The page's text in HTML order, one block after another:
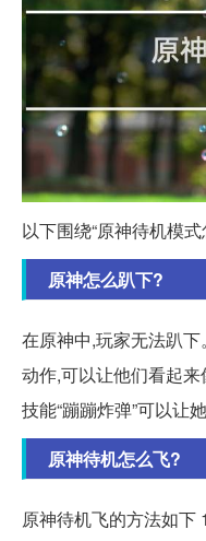
以下围绕“原神待机模
原神怎么趴下?
在原神中,玩家无法趴
动作,可以让他们看起
技能“蹦蹦炸弹”可以让
原神待机怎么飞?
原神待机飞的方法如下